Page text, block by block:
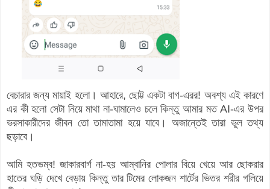
বেচারার জন্য মায়াই হলো। আহারে, ছোট্ট একটা বাগ-এরর! অবশ্য এই কারণে
এর কী হলো সেটা নিয়ে মাথা না-ঘামালেও চলে কিন্তু আমার মত AI-এর উপর
ভরসাকারীদের জীবন তো তামাতামা হয়ে যাবে। অজান্তেই তারা ভুল তথ্য
ছড়াবে।
আমি হতভম্ব! জাকারবার্গ না-হয় আম্বানির পোলার বিয়ে খেয়ে আর ছোকরার
হাতের ঘড়ি দেখে বেড়ায় কিন্তু তার টিমের লোকজন শার্টের ভিতর শরীর গলিয়ে